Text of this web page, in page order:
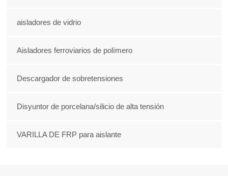
aisladores de vidrio
Aisladores ferroviarios de polímero
Descargador de sobretensiones
Disyuntor de porcelana/silicio de alta tensión
VARILLA DE FRP para aislante